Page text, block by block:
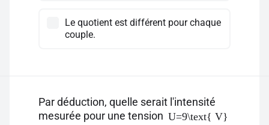
Le quotient est différent pour chaque
couple.
Par déduction, quelle serait l'intensité
mesurée pour une tension U=9\text{ V}